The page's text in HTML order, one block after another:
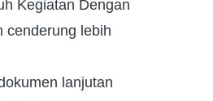
Kegiatan Dengan
cenderung lebih
lanjutan